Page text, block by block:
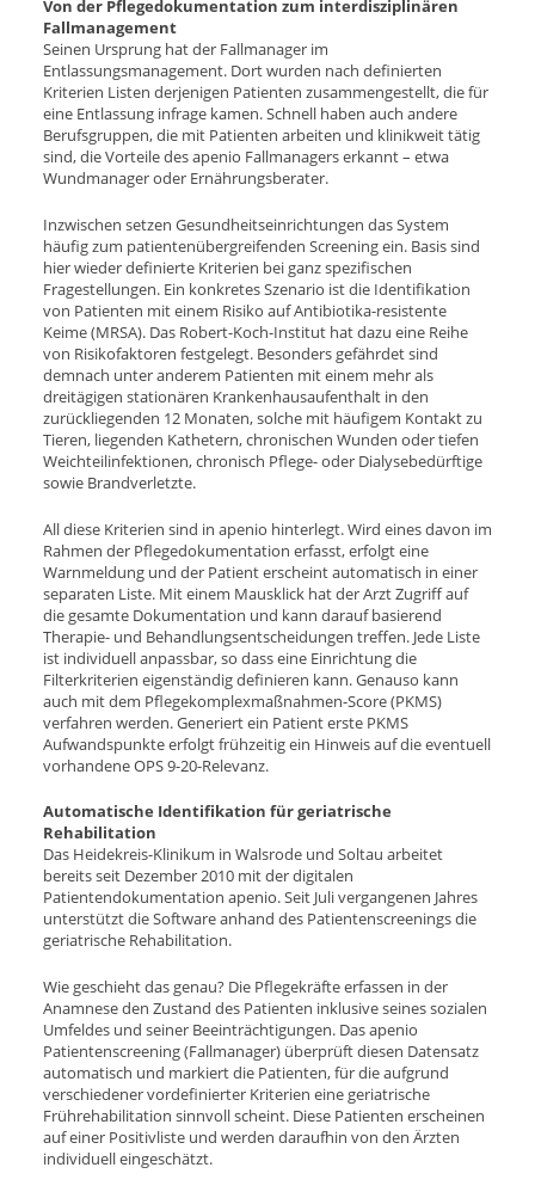
Von der Pflegedokumentation zum interdisziplinären
Fallmanagement
Seinen Ursprung hat der Fallmanager im
Entlassungsmanagement. Dort wurden nach definierten
Kriterien Listen derjenigen Patienten zusammengestellt, die für
eine Entlassung infrage kamen. Schnell haben auch andere
Berufsgruppen, die mit Patienten arbeiten und klinikweit tätig
sind, die Vorteile des apenio Fallmanagers erkannt – etwa
Wundmanager oder Ernährungsberater.
Inzwischen setzen Gesundheitseinrichtungen das System
häufig zum patientenübergreifenden Screening ein. Basis sind
hier wieder definierte Kriterien bei ganz spezifischen
Fragestellungen. Ein konkretes Szenario ist die Identifikation
von Patienten mit einem Risiko auf Antibiotika-resistente
Keime (MRSA). Das Robert-Koch-Institut hat dazu eine Reihe
von Risikofaktoren festgelegt. Besonders gefährdet sind
demnach unter anderem Patienten mit einem mehr als
dreitägigen stationären Krankenhausaufenthalt in den
zurückliegenden 12 Monaten, solche mit häufigem Kontakt zu
Tieren, liegenden Kathetern, chronischen Wunden oder tiefen
Weichteilinfektionen, chronisch Pflege- oder Dialysebedürftige
sowie Brandverletzte.
All diese Kriterien sind in apenio hinterlegt. Wird eines davon im
Rahmen der Pflegedokumentation erfasst, erfolgt eine
Warnmeldung und der Patient erscheint automatisch in einer
separaten Liste. Mit einem Mausklick hat der Arzt Zugriff auf
die gesamte Dokumentation und kann darauf basierend
Therapie- und Behandlungsentscheidungen treffen. Jede Liste
ist individuell anpassbar, so dass eine Einrichtung die
Filterkriterien eigenständig definieren kann. Genauso kann
auch mit dem Pflegekomplexmaßnahmen-Score (PKMS)
verfahren werden. Generiert ein Patient erste PKMS
Aufwandspunkte erfolgt frühzeitig ein Hinweis auf die eventuell
vorhandene OPS 9-20-Relevanz.
Automatische Identifikation für geriatrische
Rehabilitation
Das Heidekreis-Klinikum in Walsrode und Soltau arbeitet
bereits seit Dezember 2010 mit der digitalen
Patientendokumentation apenio. Seit Juli vergangenen Jahres
unterstützt die Software anhand des Patientenscreenings die
geriatrische Rehabilitation.
Wie geschieht das genau? Die Pflegekräfte erfassen in der
Anamnese den Zustand des Patienten inklusive seines sozialen
Umfeldes und seiner Beeinträchtigungen. Das apenio
Patientenscreening (Fallmanager) überprüft diesen Datensatz
automatisch und markiert die Patienten, für die aufgrund
verschiedener vordefinierter Kriterien eine geriatrische
Frührehabilitation sinnvoll scheint. Diese Patienten erscheinen
auf einer Positivliste und werden daraufhin von den Ärzten
individuell eingeschätzt.